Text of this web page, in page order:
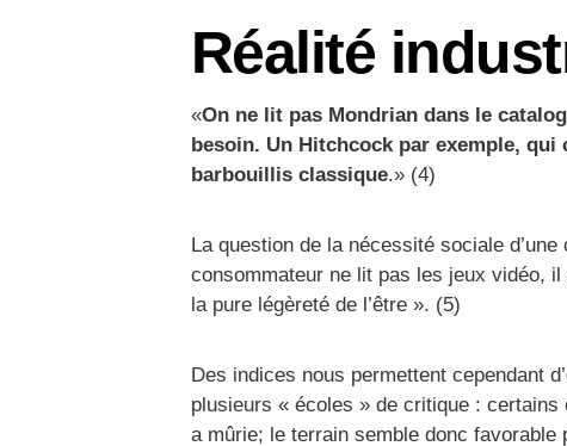
Réalité
«On ne lit pas Mondrian dans le
besoin. Un Hitchcock par exemple,
barbouillis classique.» (4)
La question de la nécessité sociale
consommateur ne lit pas les jeux vidéo,
la pure légèreté de l’être ». (5)
Des indices nous permettent cependant
plusieurs « écoles » de critique :
a mûrie; le terrain semble donc